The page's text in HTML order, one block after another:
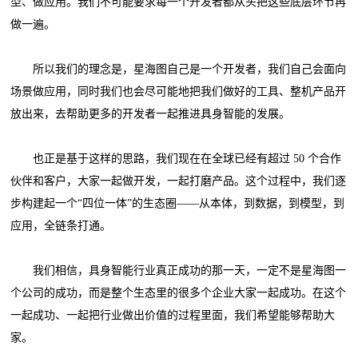
做一遍。
所以我们的理念是，星海图自己是一个开发者，我们自己会面向
场景做应用，同时我们也会尽可能地把我们做好的工具、整机产品开
放出来，去帮助更多的开发者一起推进具身智能的发展。
也正是基于这样的思路，我们现在在全球已经有超过 50 个合作
伙伴和客户，大家一起做开发，一起打磨产品。这个过程中，我们逐
步构建起一个“四位一体”的生态圈——从本体，到数据，到模型，到
应用，全链条打通。
我们相信，具身智能行业真正成功的那一天，一定不是星海图一
个公司的成功，而是整个生态里的很多个企业大家一起成功。在这个
一起成功、一起把行业做出价值的过程里面，我们希望能够帮助大
家。